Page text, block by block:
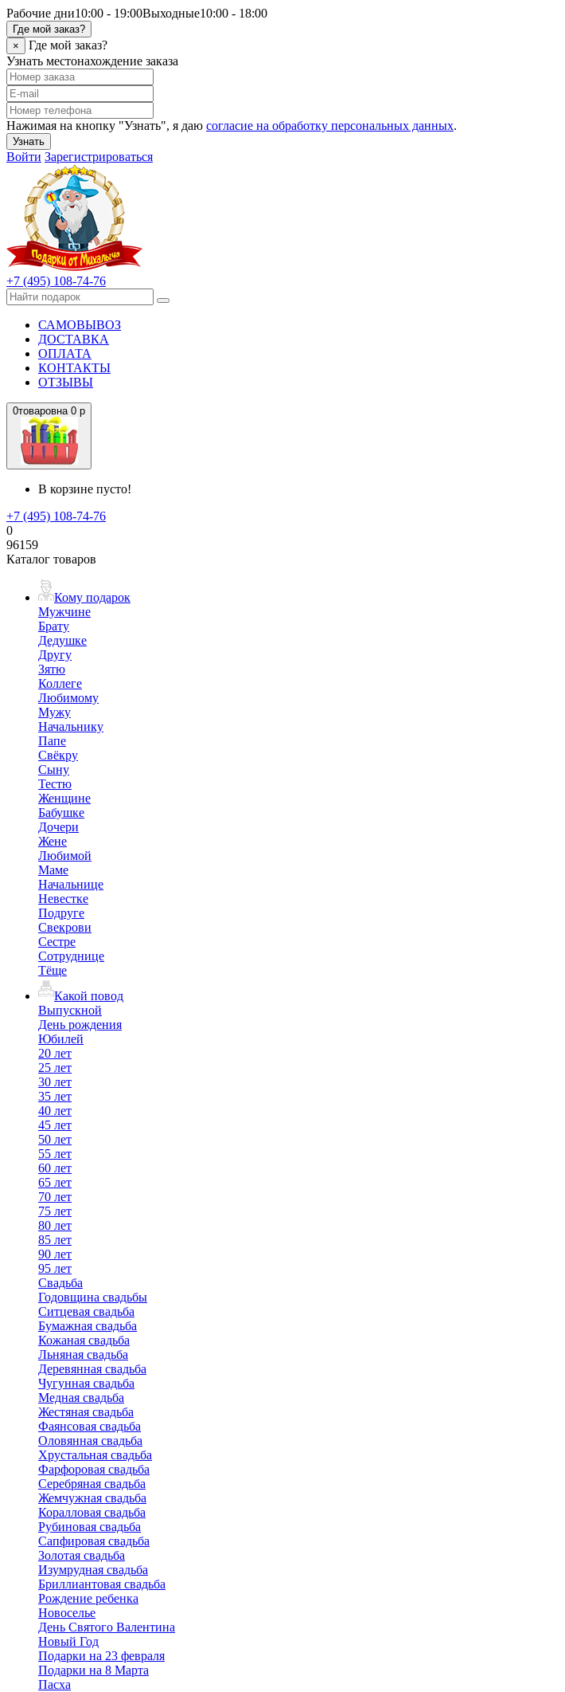
Рабочие дни10:00 - 19:00Выходные10:00 - 18:00
Где мой заказ?
×
Где мой заказ?
Узнать местонахождение заказа
Нажимая на кнопку "Узнать", я даю согласие на обработку персональных данных.
Узнать
Войти Зарегистрироваться
+7 (495) 108-74-76
САМОВЫВОЗ
ДОСТАВКА
ОПЛАТА
КОНТАКТЫ
ОТЗЫВЫ
0товаровна 0 р
В корзине пусто!
+7 (495) 108-74-76
0
96159
Каталог товаров
Кому подарок
Мужчине
Брату
Дедушке
Другу
Зятю
Коллеге
Любимому
Мужу
Начальнику
Папе
Свёкру
Сыну
Тестю
Женщине
Бабушке
Дочери
Жене
Любимой
Маме
Начальнице
Невестке
Подруге
Свекрови
Сестре
Сотруднице
Тёще
Какой повод
Выпускной
День рождения
Юбилей
20 лет
25 лет
30 лет
35 лет
40 лет
45 лет
50 лет
55 лет
60 лет
65 лет
70 лет
75 лет
80 лет
85 лет
90 лет
95 лет
Свадьба
Годовщина свадьбы
Ситцевая свадьба
Бумажная свадьба
Кожаная свадьба
Льняная свадьба
Деревянная свадьба
Чугунная свадьба
Медная свадьба
Жестяная свадьба
Фаянсовая свадьба
Оловянная свадьба
Хрустальная свадьба
Фарфоровая свадьба
Серебряная свадьба
Жемчужная свадьба
Коралловая свадьба
Рубиновая свадьба
Сапфировая свадьба
Золотая свадьба
Изумрудная свадьба
Бриллиантовая свадьба
Рождение ребенка
Новоселье
День Святого Валентина
Новый Год
Подарки на 23 февраля
Подарки на 8 Марта
Пасха